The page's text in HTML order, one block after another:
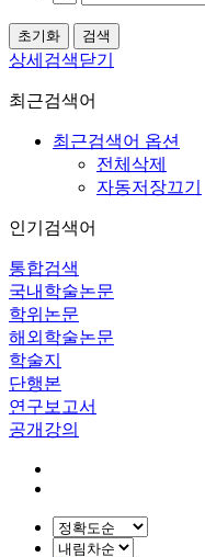
상세검색닫기
최근검색어
최근검색어 옵션
전체삭제
자동저장끄기
인기검색어
통합검색
국내학술논문
학위논문
해외학술논문
학술지
단행본
연구보고서
공개강의